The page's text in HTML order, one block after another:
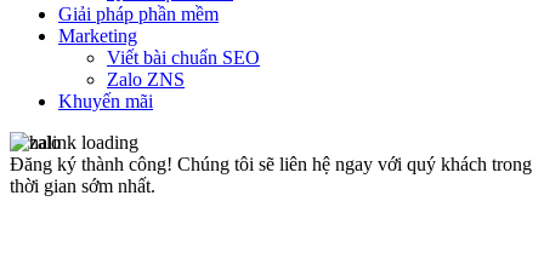
Giải pháp phần mềm
Marketing
Viết bài chuẩn SEO
Zalo ZNS
Khuyến mãi
Đăng ký thành công! Chúng tôi sẽ liên hệ ngay với quý khách trong
thời gian sớm nhất.